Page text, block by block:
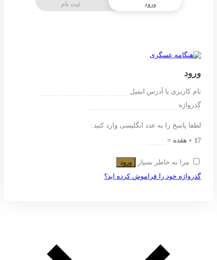
ورود ثبت نام
ورود
نام کاربری یا آدرس ایمیل
گذرواژه
لطفا پاسخ را به عدد انگلیسی وارد کنید:
17 + هفده =
مرا به خاطر بسپار
ورود
گذرواژه خود را فراموش کرده اید؟